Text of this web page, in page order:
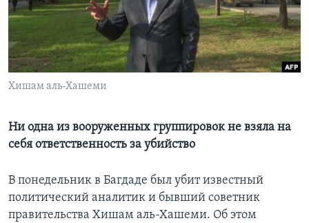
Learning English
СОЦИАЛЬНЫЕ СЕТИ
Языки
Хишам аль-Хашеми
Ни одна из вооруженных группировок не взяла на
себя ответственность за убийство
В понедельник в Багдаде был убит известный
политический аналитик и бывший советник
правительства Хишам аль-Хашеми. Об этом